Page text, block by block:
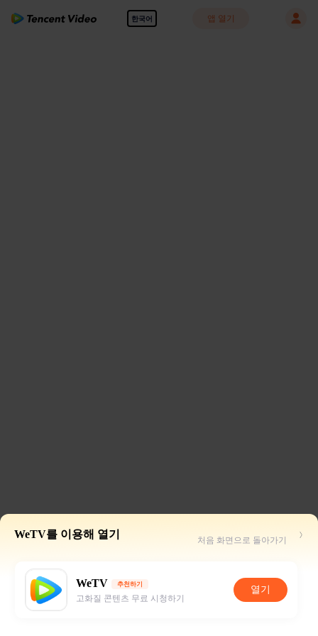
한국어 앱 열기
WeTV를 이용해 열기 처음 화면으로 돌아가기
WeTV 추천하기
고화질 콘텐츠 무료 시청하기
열기